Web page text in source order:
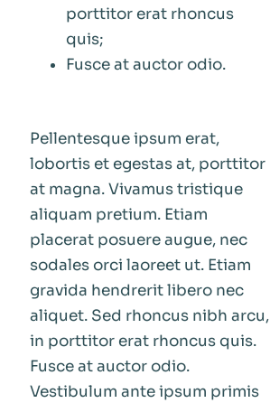
porttitor erat rhoncus
quis;
Fusce at auctor odio.
Pellentesque ipsum erat,
lobortis et egestas at, porttitor
at magna. Vivamus tristique
aliquam pretium. Etiam
placerat posuere augue, nec
sodales orci laoreet ut. Etiam
gravida hendrerit libero nec
aliquet. Sed rhoncus nibh arcu,
in porttitor erat rhoncus quis.
Fusce at auctor odio.
Vestibulum ante ipsum primis